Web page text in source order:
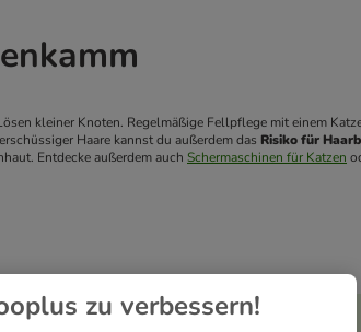
Haare kannst du außerdem das Risiko für
Entdecke außerdem auch Schermaschinen für Katzen
zu verbessern!